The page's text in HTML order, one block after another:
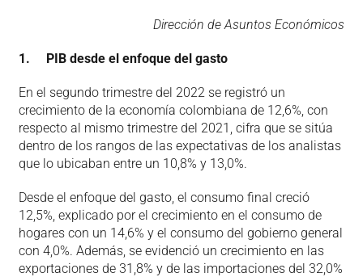
Dirección de Asuntos Económicos
1. PIB desde el enfoque del gasto
En el segundo trimestre del 2022 se registró un
crecimiento de la economía colombiana de 12,6%, con
respecto al mismo trimestre del 2021, cifra que se sitúa
dentro de los rangos de las expectativas de los analistas
que lo ubicaban entre un 10,8% y 13,0%.
Desde el enfoque del gasto, el consumo final creció
12,5%, explicado por el crecimiento en el consumo de
hogares con un 14,6% y el consumo del gobierno general
con 4,0%. Además, se evidenció un crecimiento en las
exportaciones de 31,8% y de las importaciones del 32,0%